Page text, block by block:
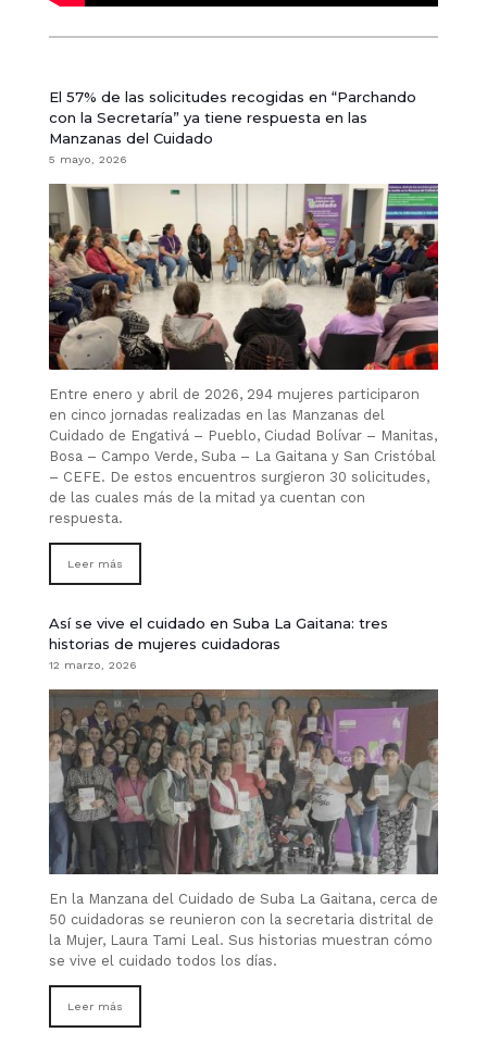
El 57% de las solicitudes recogidas en “Parchando
con la Secretaría” ya tiene respuesta en las
Manzanas del Cuidado
5 mayo, 2026
Entre enero y abril de 2026, 294 mujeres participaron
en cinco jornadas realizadas en las Manzanas del
Cuidado de Engativá – Pueblo, Ciudad Bolívar – Manitas,
Bosa – Campo Verde, Suba – La Gaitana y San Cristóbal
– CEFE. De estos encuentros surgieron 30 solicitudes,
de las cuales más de la mitad ya cuentan con
respuesta.
Leer más
Así se vive el cuidado en Suba La Gaitana: tres
historias de mujeres cuidadoras
12 marzo, 2026
En la Manzana del Cuidado de Suba La Gaitana, cerca de
50 cuidadoras se reunieron con la secretaria distrital de
la Mujer, Laura Tami Leal. Sus historias muestran cómo
se vive el cuidado todos los días.
Leer más